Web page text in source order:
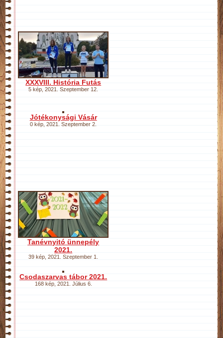
XXXVIII. História Futás
5 kép ,2021. Szeptember 12.
Jótékonysági Vásár
0 kép ,2021. Szeptember 2.
Tanévnyitó ünnepély
2021.
39 kép ,2021. Szeptember 1.
Csodaszarvas tábor 2021.
168 kép, 2021. Július 6.